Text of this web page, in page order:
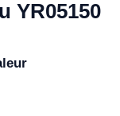
YR05150